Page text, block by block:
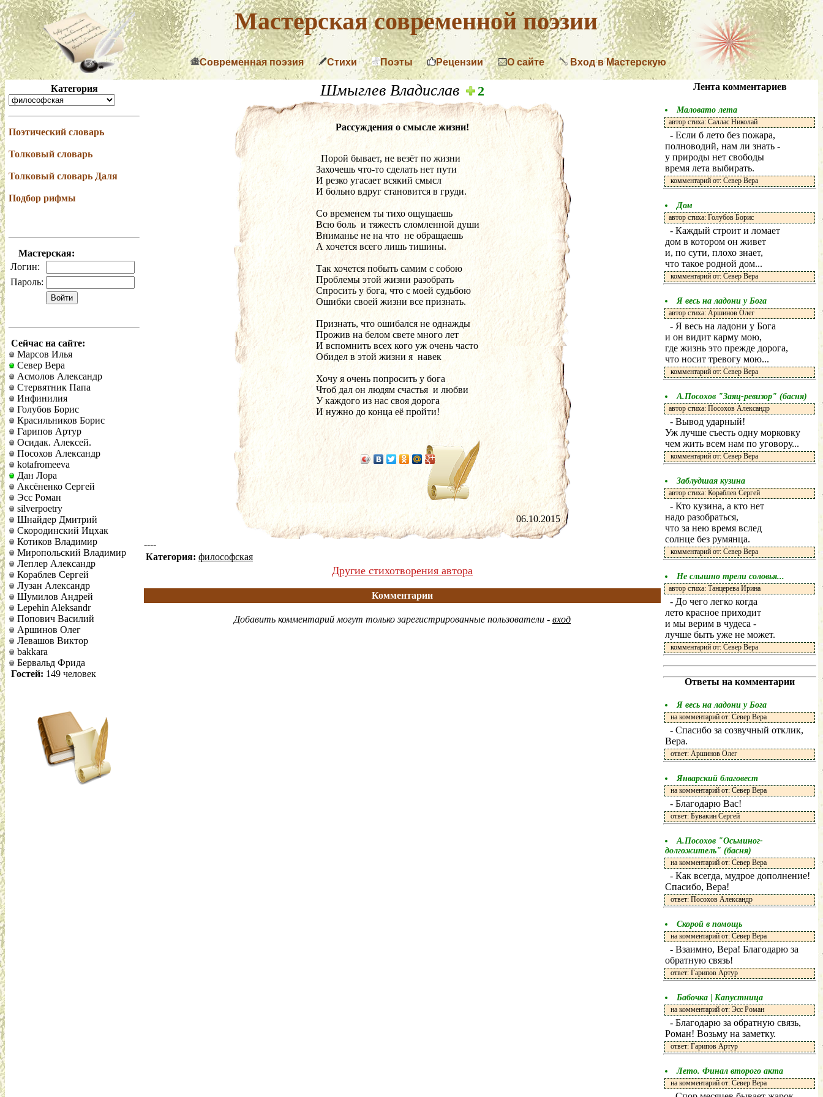
Мастерская современной поэзии
Современная поэзия Стихи Поэты Рецензии О сайте Вход в Мастерскую
Категория
Поэтический словарь
Толковый словарь
Толковый словарь Даля
Подбор рифмы
Мастерская:
Логин:
Пароль:
Сейчас на сайте:
Марсов Илья
Север Вера
Асмолов Александр
Стервятник Папа
Инфинилия
Голубов Борис
Красильников Борис
Гарипов Артур
Осидак. Алексей.
Посохов Александр
kotafromeeva
Дан Лора
Аксёненко Сергей
Эсс Роман
silverpoetry
Шнайдер Дмитрий
Скородинский Ицхак
Котиков Владимир
Миропольский Владимир
Леплер Александр
Кораблев Сергей
Лузан Александр
Шумилов Андрей
Lepehin Aleksandr
Попович Василий
Аршинов Олег
Левашов Виктор
bakkara
Бервальд Фрида
Гостей: 149 человек
Шмыглев Владислав 2
Рассуждения о смысле жизни!
  Порой бывает, не везёт по жизни
Захочешь что-то сделать нет пути
И резко угасает всякий смысл
И больно вдруг становится в груди.
Со временем ты тихо ощущаешь
Всю боль  и тяжесть сломленной души
Вниманье не на что  не обращаешь
А хочется всего лишь тишины.
Так хочется побыть самим с собою
Проблемы этой жизни разобрать
Спросить у бога, что с моей судьбою
Ошибки своей жизни все признать.
Признать, что ошибался не однажды
Прожив на белом свете много лет
И вспомнить всех кого уж очень часто
Обидел в этой жизни я  навек
Хочу я очень попросить у бога
Чтоб дал он людям счастья  и любви
У каждого из нас своя дорога
И нужно до конца её пройти!
06.10.2015
----
Категория: философская
Другие стихотворения автора
Комментарии
Добавить комментарий могут только зарегистрированные пользователи - вход
Лента комментариев
Маловато лета
автор стиха: Саллас Николай
- Если б лето без пожара,
полноводий, нам ли знать -
у природы нет свободы
время лета выбирать.
комментарий от: Север Вера
Дом
автор стиха: Голубов Борис
- Каждый строит и ломает
дом в котором он живет
и, по сути, плохо знает,
что такое родной дом...
комментарий от: Север Вера
Я весь на ладони у Бога
автор стиха: Аршинов Олег
- Я весь на ладони у Бога
и он видит карму мою,
где жизнь это прежде дорога,
что носит тревогу мою...
комментарий от: Север Вера
А.Посохов "Заяц-ревизор" (басня)
автор стиха: Посохов Александр
- Вывод ударный!
Уж лучше съесть одну морковку
чем жить всем нам по уговору...
комментарий от: Север Вера
Заблудшая кузина
автор стиха: Кораблев Сергей
- Кто кузина, а кто нет
надо разобраться,
что за нею время вслед
солнце без румянца.
комментарий от: Север Вера
Не слышно трели соловья...
автор стиха: Танцерева Ирина
- До чего легко когда
лето красное приходит
и мы верим в чудеса -
лучше быть уже не может.
комментарий от: Север Вера
Ответы на комментарии
Я весь на ладони у Бога
на комментарий от: Север Вера
- Спасибо за созвучный отклик,
Вера.
ответ: Аршинов Олег
Январский благовест
на комментарий от: Север Вера
- Благодарю Вас!
ответ: Бувакин Сергей
А.Посохов "Осьминог-
долгожитель" (басня)
на комментарий от: Север Вера
- Как всегда, мудрое дополнение!
Спасибо, Вера!
ответ: Посохов Александр
Скорой в помощь
на комментарий от: Север Вера
- Взаимно, Вера! Благодарю за
обратную связь!
ответ: Гарипов Артур
Бабочка | Капустница
на комментарий от: Эсс Роман
- Благодарю за обратную связь,
Роман! Возьму на заметку.
ответ: Гарипов Артур
Лето. Финал второго акта
на комментарий от: Север Вера